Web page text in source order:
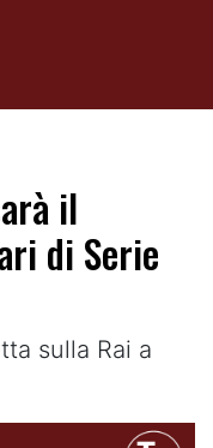
il
di Serie
sulla Rai a